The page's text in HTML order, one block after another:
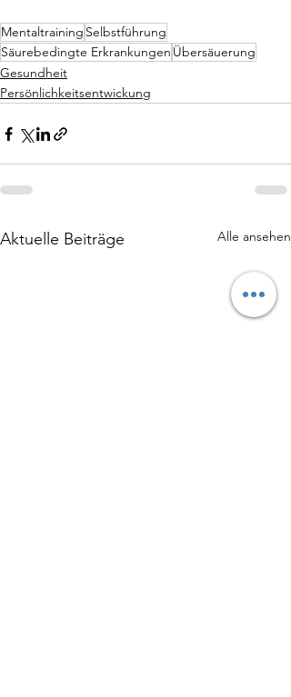
Mentaltraining Selbstführung
Säurebedingte Erkrankungen Übersäuerung
Gesundheit
Persönlichkeitsentwickung
Aktuelle Beiträge Alle ansehen